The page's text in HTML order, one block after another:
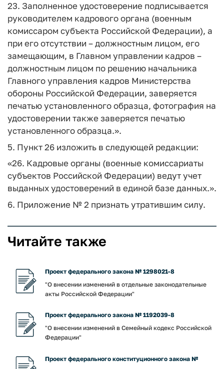
23. Заполненное удостоверение подписывается
руководителем кадрового органа (военным
комиссаром субъекта Российской Федерации), а
при его отсутствии – должностным лицом, его
замещающим, в Главном управлении кадров –
должностным лицом по решению начальника
Главного управления кадров Министерства
обороны Российской Федерации, заверяется
печатью установленного образца, фотография на
удостоверении также заверяется печатью
установленного образца.».
5. Пункт 26 изложить в следующей редакции:
«26. Кадровые органы (военные комиссариаты
субъектов Российской Федерации) ведут учет
выданных удостоверений в единой базе данных.».
6. Приложение № 2 признать утратившим силу.
Читайте также
Проект федерального закона № 1298021-8
"О внесении изменений в отдельные законодательные
акты Российской Федерации"
Проект федерального закона № 1192039-8
"О внесении изменений в Семейный кодекс Российской
Федерации"
Проект федерального конституционного закона №